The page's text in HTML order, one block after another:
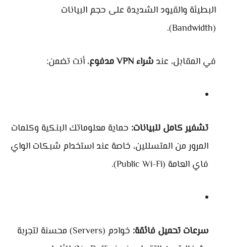
البطيئة والقيود الشديدة على حجم البيانات
(Bandwidth).
في المقابل، عند شراء VPN مدفوع ، أنت تضمن:
تشفير كامل للبيانات: حماية معلوماتك البنكية وكلمات
المرور من المتسللين، خاصة عند استخدام شبكات الواي
فاي العامة (Public Wi-Fi).
سرعات تحميل فائقة:
خوادم (Servers) محسنة لتجربة